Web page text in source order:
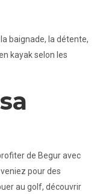
baignade, la détente,
kayak selon les
de Begur avec
pour des
au golf, découvrir